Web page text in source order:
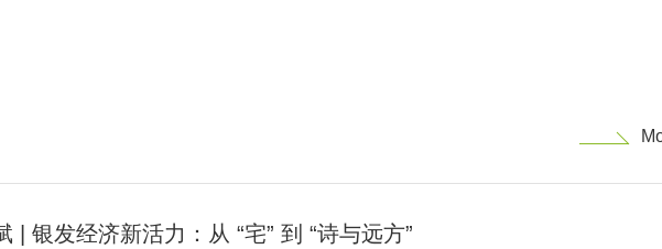
| 银发经济新活力：从 “宅” 到 “诗与远方”